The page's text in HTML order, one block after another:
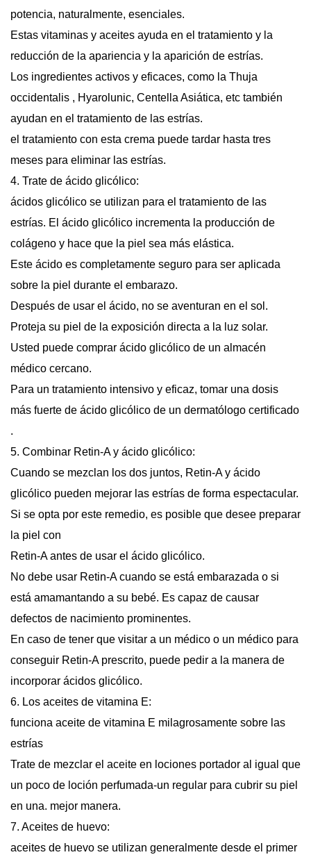
potencia, naturalmente, esenciales.
Estas vitaminas y aceites ayuda en el tratamiento y la
reducción de la apariencia y la aparición de estrías.
Los ingredientes activos y eficaces, como la Thuja
occidentalis , Hyarolunic, Centella Asiática, etc también
ayudan en el tratamiento de las estrías.
el tratamiento con esta crema puede tardar hasta tres
meses para eliminar las estrías.
4. Trate de ácido glicólico:
ácidos glicólico se utilizan para el tratamiento de las
estrías. El ácido glicólico incrementa la producción de
colágeno y hace que la piel sea más elástica.
Este ácido es completamente seguro para ser aplicada
sobre la piel durante el embarazo.
Después de usar el ácido, no se aventuran en el sol.
Proteja su piel de la exposición directa a la luz solar.
Usted puede comprar ácido glicólico de un almacén
médico cercano.
Para un tratamiento intensivo y eficaz, tomar una dosis
más fuerte de ácido glicólico de un dermatólogo certificado
.
5. Combinar Retin-A y ácido glicólico:
Cuando se mezclan los dos juntos, Retin-A y ácido
glicólico pueden mejorar las estrías de forma espectacular.
Si se opta por este remedio, es posible que desee preparar
la piel con
Retin-A antes de usar el ácido glicólico.
No debe usar Retin-A cuando se está embarazada o si
está amamantando a su bebé. Es capaz de causar
defectos de nacimiento prominentes.
En caso de tener que visitar a un médico o un médico para
conseguir Retin-A prescrito, puede pedir a la manera de
incorporar ácidos glicólico.
6. Los aceites de vitamina E:
funciona aceite de vitamina E milagrosamente sobre las
estrías
Trate de mezclar el aceite en lociones portador al igual que
un poco de loción perfumada-un regular para cubrir su piel
en una. mejor manera.
7. Aceites de huevo:
aceites de huevo se utilizan generalmente desde el primer